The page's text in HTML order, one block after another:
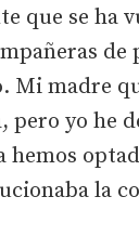
que se ha
de
Mi madre
pero yo he
hemos
la